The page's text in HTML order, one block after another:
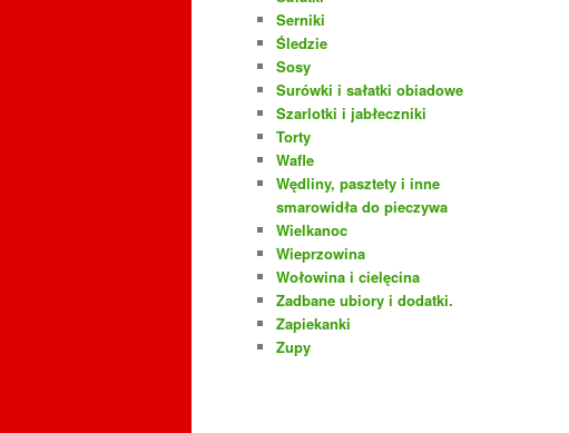
Serniki
Śledzie
Sosy
Surówki i sałatki obiadowe
Szarlotki i jabłeczniki
Torty
Wafle
Wędliny, pasztety i inne
smarowidła do pieczywa
Wielkanoc
Wieprzowina
Wołowina i cielęcina
Zadbane ubiory i dodatki.
Zapiekanki
Zupy